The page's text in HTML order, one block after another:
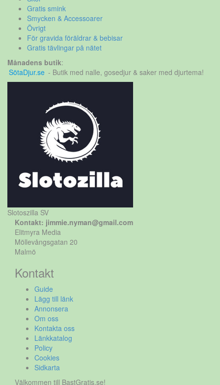
Gratis smink
Smycken & Accessoarer
Övrigt
För gravida föräldrar & bebisar
Gratis tävlingar på nätet
Månadens butik:
SötaDjur.se - Butik med nalle, gosedjur & saker med djurtema!
Slotoszilla SV
Kontakt: jimmie.nyman@gmail.com
Elitmyra Media
Möllevångsgatan 20
Malmö
Kontakt
Guide
Lägg till länk
Annonsera
Om oss
Kontakta oss
Länkkatalog
Policy
Cookies
Sidkarta
Välkommen till BastGratis.se!